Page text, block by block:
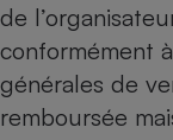
de
conformément
générales de
remboursée